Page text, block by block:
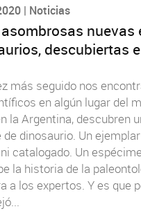
| Noticias
nuevas
descubiertas
más seguido nos
en algún lugar del
la Argentina, descubren
de dinosaurio. Un
catalogado. Un
la historia de la
a los expertos. Y es que